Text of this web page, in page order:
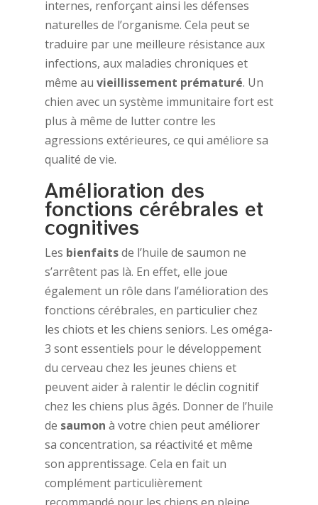
internes, renforçant ainsi les défenses
naturelles de l’organisme. Cela peut se
traduire par une meilleure résistance aux
infections, aux maladies chroniques et
même au vieillissement prématuré. Un
chien avec un système immunitaire fort est
plus à même de lutter contre les
agressions extérieures, ce qui améliore sa
qualité de vie.
Amélioration des
fonctions cérébrales et
cognitives
Les bienfaitsde l’huile de saumon ne
s’arrêtent pas là. En effet, elle joue
également un rôle dans l’amélioration des
fonctions cérébrales, en particulier chez
les chiots et les chiens seniors. Les oméga-
3 sont essentiels pour le développement
du cerveau chez les jeunes chiens et
peuvent aider à ralentir le déclin cognitif
chez les chiens plus âgés. Donner de l’huile
de saumon à votre chien peut améliorer
sa concentration, sa réactivité et même
son apprentissage. Cela en fait un
complément particulièrement